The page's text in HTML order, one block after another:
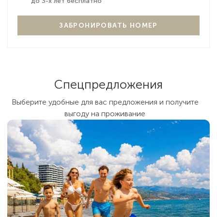
предоставление детской кровати или люльки,
пеленального столика.
ЗАБРОНИРОВАТЬ НОМЕР
Спецпредложения
Выберите удобные для вас предложения и получите
выгоду на проживание